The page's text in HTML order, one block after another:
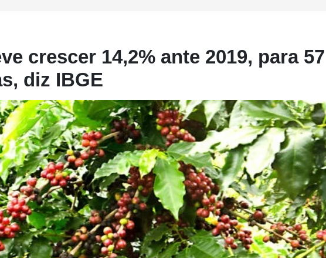
crescer 14,2% ante 2019, para 57
diz IBGE